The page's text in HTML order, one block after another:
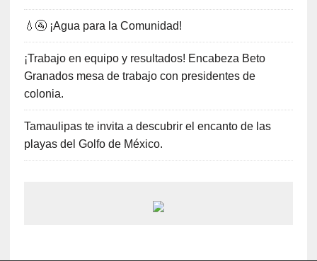
💧🚰 ¡Agua para la Comunidad!
¡Trabajo en equipo y resultados! Encabeza Beto
Granados mesa de trabajo con presidentes de
colonia.
Tamaulipas te invita a descubrir el encanto de las
playas del Golfo de México.